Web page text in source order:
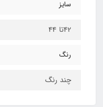
سایز
42تا 44
رنگ
چند رنگ